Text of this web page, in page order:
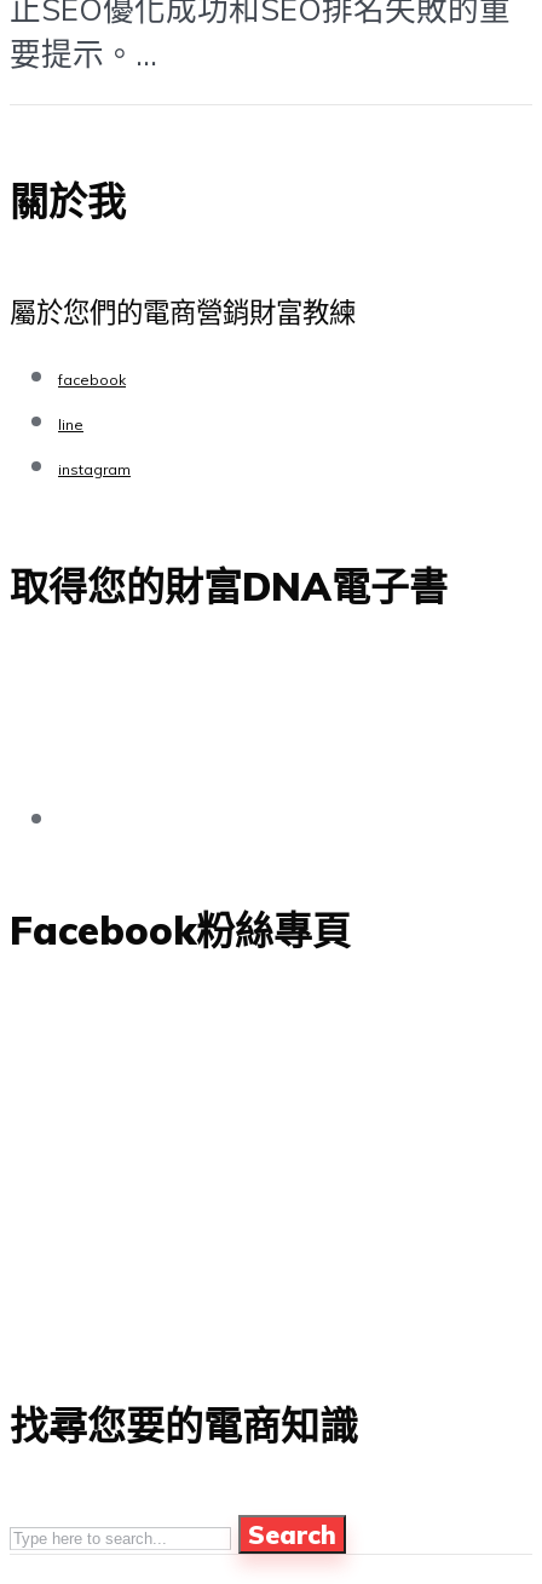
止SEO優化成功和SEO排名失敗的重
要提示。...
關於我
屬於您們的電商營銷財富教練
facebook
line
instagram
取得您的財富DNA電子書
Facebook粉絲專頁
找尋您要的電商知識
Search